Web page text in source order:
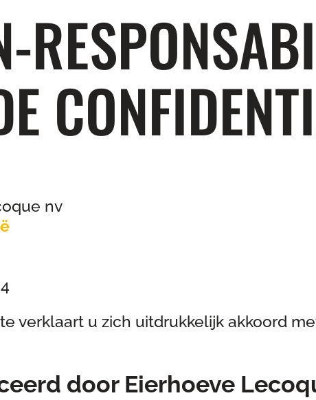
nv
verklaart u zich uitdrukkelijk akkoord
door Eierhoeve